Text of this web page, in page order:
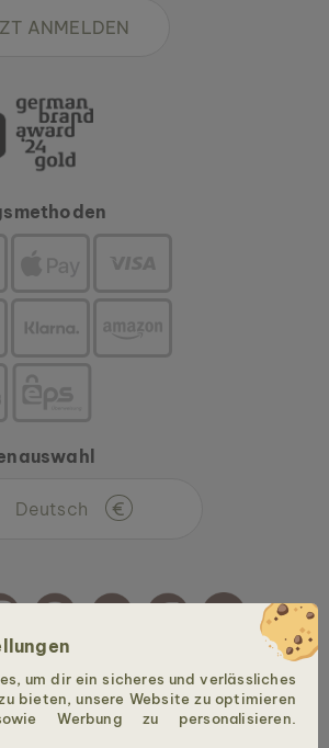
um dir ein sicheres und verlässliches
bieten, unsere Website zu optimieren
Werbung zu personalisieren.
ANMELDEN
Deutsch €
Eine Marke der Time for Nature GmbH. Alle Rechte